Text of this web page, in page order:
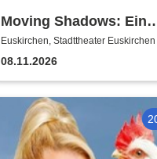
Moving Shadows: Ein
Schattentheater, das
den Schatten stellt - On
Euskirchen, Stadttheater Euskirchen
08.11.2026